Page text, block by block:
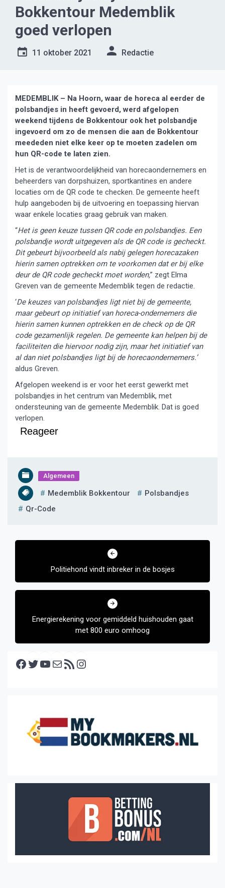
Bokkentour Medemblik
goed verlopen
11 oktober 2021 Redactie
MEDEMBLIK – Na Hoorn, waar de horeca al eerder de
polsbandjes in heeft gevoerd, werd afgelopen
weekend tijdens de Bokkentour ook het polsbandje
ingevoerd om zo de mensen die aan de Bokkentour
meededen niet elke keer op te moeten zadelen om
hun QR-code te laten zien.
Het is de verantwoordelijkheid van horecaondernemers en
beheerders van dorpshuizen, sportkantines en andere
locaties om de QR code te checken. De gemeente heeft
hulp aangeboden bij de uitvoering en toepassing hiervan
waar enkele locaties graag gebruik van maken.
“Het is geen keuze tussen QR code en polsbandjes. Een
polsbandje wordt uitgegeven als de QR code is gecheckt.
Dit gebeurt bijvoorbeeld als nabij gelegen horecazaken
hierin samen optrekken om te voorkomen dat er bij elke
deur de QR code gecheckt moet worden,” zegt Elma
Greven van de gemeente Medemblik tegen de redactie.
‘De keuzes van polsbandjes ligt niet bij de gemeente,
maar gebeurt op initiatief van horeca-ondernemers die
hierin samen kunnen optrekken en de check op de QR
code gezamenlijk regelen. De gemeente kan helpen bij de
faciliteiten die hiervoor nodig zijn, maar het initiatief van
al dan niet polsbandjes ligt bij de horecaondernemers.’
aldus Greven.
Afgelopen weekend is er voor het eerst gewerkt met
polsbandjes in het centrum van Medemblik, met
ondersteuning van de gemeente Medemblik. Dat is goed
verlopen.
Reageer
Algemeen
Medemblik Bokkentour
Polsbandjes
Qr-Code
Bericht
Politiehond vindt inbreker in de bosjes
Energierekening voor gemiddeld huishouden gaat
met 800 euro omhoog
Facebook Twitter YouTube E-mail RSS feed